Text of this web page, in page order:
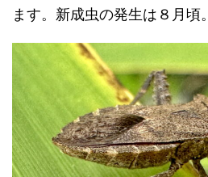
ます。新成虫の発生は８月頃。